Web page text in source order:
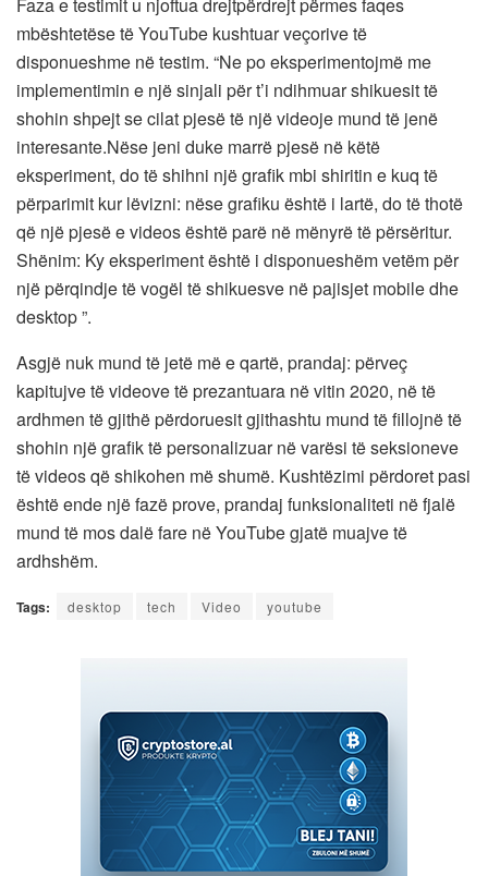
mbështetëse të YouTube kushtuar veçorive të
disponueshme në testim. “Ne po eksperimentojmë me
implementimin e një sinjali për t’i ndihmuar shikuesit të
shohin shpejt se cilat pjesë të një videoje mund të jenë
interesante.Nëse jeni duke marrë pjesë në këtë
eksperiment, do të shihni një grafik mbi shiritin e kuq të
përparimit kur lëvizni: nëse grafiku është i lartë, do të thotë
që një pjesë e videos është parë në mënyrë të përsëritur.
Shënim: Ky eksperiment është i disponueshëm vetëm për
një përqindje të vogël të shikuesve në pajisjet mobile dhe
desktop ”.
Asgjë nuk mund të jetë më e qartë, prandaj: përveç
kapitujve të videove të prezantuara në vitin 2020, në të
ardhmen të gjithë përdoruesit gjithashtu mund të fillojnë të
shohin një grafik të personalizuar në varësi të seksioneve
të videos që shikohen më shumë. Kushtëzimi përdoret pasi
është ende një fazë prove, prandaj funksionaliteti në fjalë
mund të mos dalë fare në YouTube gjatë muajve të
ardhshëm.
Tags: desktop tech Video youtube